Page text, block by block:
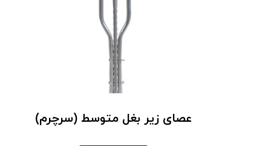
عصای زیر بغل متوسط (سرچرم)